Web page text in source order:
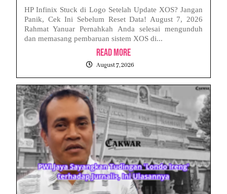
HP Infinix Stuck di Logo Setelah Update XOS? Jangan
Panik, Cek Ini Sebelum Reset Data! August 7, 2026
Rahmat Yanuar Pernahkah Anda selesai mengunduh
dan memasang pembaruan sistem XOS di...
Read More
August 7, 2026